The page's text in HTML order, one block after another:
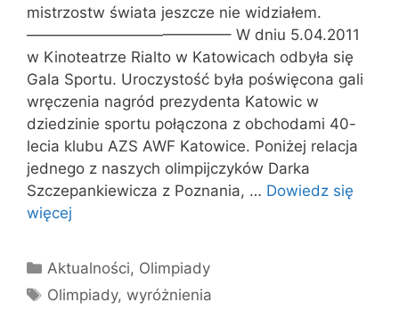
mistrzostw świata jeszcze nie widziałem.
—————————————– W dniu 5.04.2011
w Kinoteatrze Rialto w Katowicach odbyła się
Gala Sportu. Uroczystość była poświęcona gali
wręczenia nagród prezydenta Katowic w
dziedzinie sportu połączona z obchodami 40-
lecia klubu AZS AWF Katowice. Poniżej relacja
jednego z naszych olimpijczyków Darka
Szczepankiewicza z Poznania, … Dowiedz się
więcej
Kategorie
Aktualności, Olimpiady
Tagi
Olimpiady,wyróżnienia